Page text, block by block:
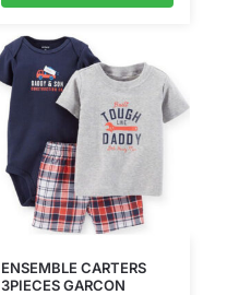
ENSEMBLE CARTERS
3PIECES GARCON